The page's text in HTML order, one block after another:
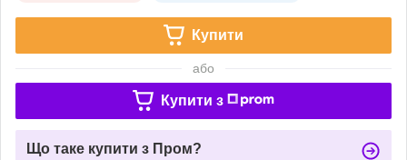
Купити
або
Купити з
Що таке купити з Пром?